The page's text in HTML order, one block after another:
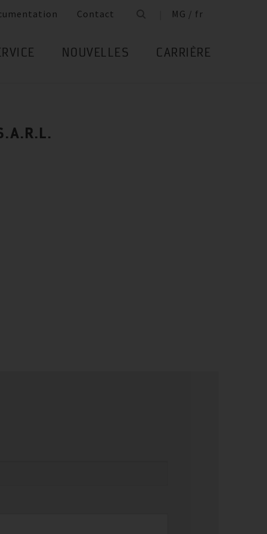
Contact MG / fr
NOUVELLES CARRIÈRE